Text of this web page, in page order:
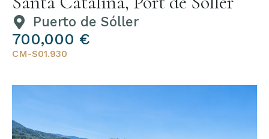
Puerto de Sóller
700,000 €
CM-S01.930